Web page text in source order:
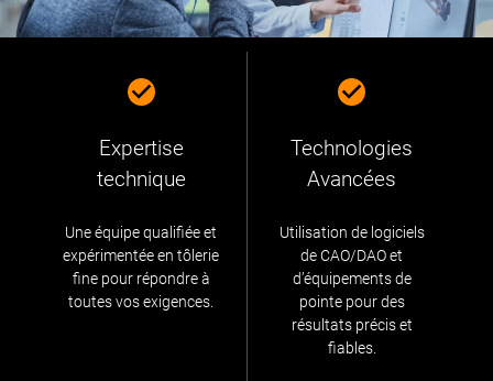
Expertise
technique
Une équipe qualifiée et
expérimentée en tôlerie
fine pour répondre à
toutes vos exigences.
Technologies
Avancées
Utilisation de logiciels
de CAO/DAO et
d’équipements de
pointe pour des
résultats précis et
fiables.